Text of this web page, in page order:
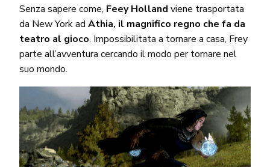
Senza sapere come, Feey Holland viene trasportata
da New York adAthia, il magnifico regno che fa da
teatro al gioco. Impossibilitata a tornare a casa, Frey
parte all’avventura cercando il modo per tornare nel
suo mondo.